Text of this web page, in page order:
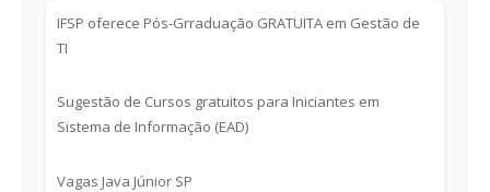
IFSP oferece Pós-Grraduação GRATUITA em Gestão de
TI
Sugestão de Cursos gratuitos para Iniciantes em
Sistema de Informação (EAD)
Vagas Java Júnior SP